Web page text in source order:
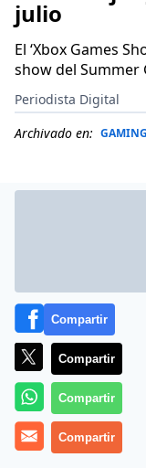
julio
El ‘Xbox Games
show del Summer
Periodista Digital
Archivado en: GAMING
Más información
Compartir
Compartir
Compartir
Compartir